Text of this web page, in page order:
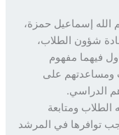
حمزة،
الطلاب،
مفهوم
على
ومتابعة
في المرشد